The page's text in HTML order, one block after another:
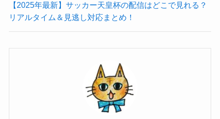
【2025年最新】サッカー天皇杯の配信はどこで見れる？
リアルタイム＆見逃し対応まとめ！